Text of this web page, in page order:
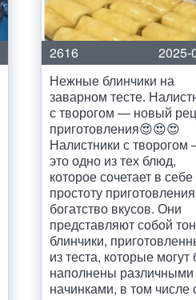
2616
2025-
Нежные блинчики на
заварном тесте.
с творогом — новый
приготовления😍😍😍
Налистники с
это одно из тех блюд,
которое сочетает в себе
простоту
богатство вкусов. Они
представляют собой
блинчики,
из теста, которые могут
наполнены различными
начинками, в том числе